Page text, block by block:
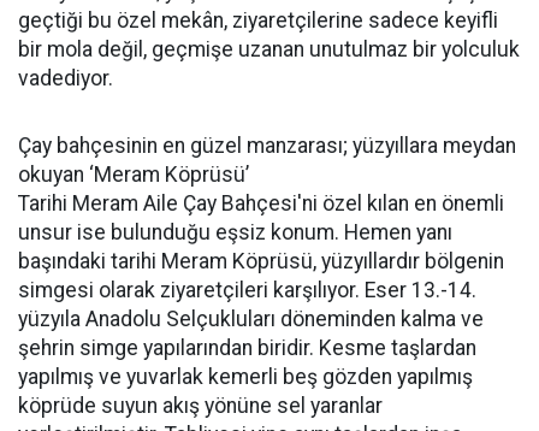
geçtiği bu özel mekân, ziyaretçilerine sadece keyifli
bir mola değil, geçmişe uzanan unutulmaz bir yolculuk
vadediyor.
Çay bahçesinin en güzel manzarası; yüzyıllara meydan
okuyan ‘Meram Köprüsü’
Tarihi Meram Aile Çay Bahçesi'ni özel kılan en önemli
unsur ise bulunduğu eşsiz konum. Hemen yanı
başındaki tarihi Meram Köprüsü, yüzyıllardır bölgenin
simgesi olarak ziyaretçileri karşılıyor. Eser 13.-14.
yüzyıla Anadolu Selçukluları döneminden kalma ve
şehrin simge yapılarından biridir. Kesme taşlardan
yapılmış ve yuvarlak kemerli beş gözden yapılmış
köprüde suyun akış yönüne sel yaranlar